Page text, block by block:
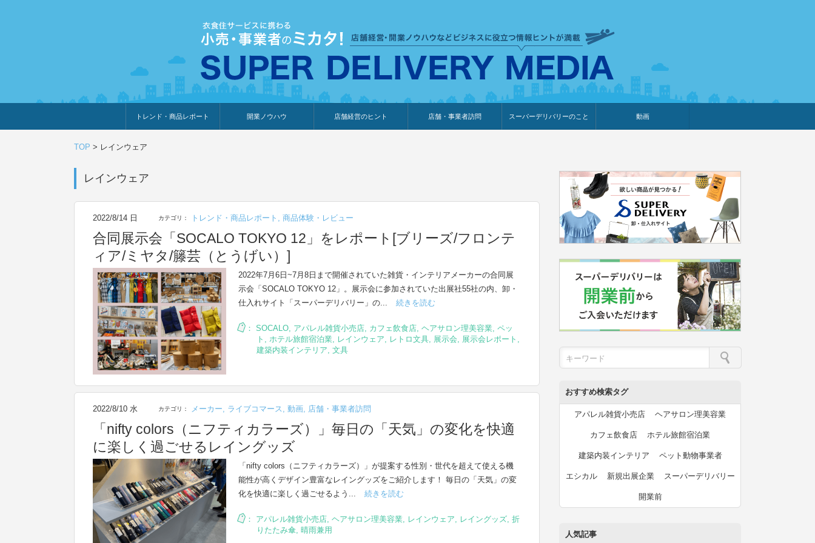
トレンド・商品レポート 開業ノウハウ 店舗経営のヒント 店舗・事業者訪問 スーパーデリバリーのこと 動画
TOP > レインウェア
レインウェア
2022/8/14 日 カテゴリ： トレンド・商品レポート , 商品体験・レビュー
合同展示会「SOCALO TOKYO 12」をレポート[ブリーズ/フロンテ
ィア/ミヤタ/籐芸（とうげい）]
2022年7月6日~7月8日まで開催されていた雑貨・インテリアメーカーの合同展
示会「SOCALO TOKYO 12」。展示会に参加されていた出展社55社の内、卸・
仕入れサイト「スーパーデリバリー」の...
続きを読む
： SOCALO, アパレル雑貨小売店, カフェ飲食店, ヘアサロン理美容業, ペッ
ト , ホテル旅館宿泊業, レインウェア, レトロ文具, 展示会, 展示会レポート ,
建築内装インテリア, 文具
2022/8/10 水 カテゴリ： メーカー, ライブコマース, 動画, 店舗・事業者訪問
「nifty colors（ニフティカラーズ）」毎日の「天気」の変化を快適
に楽しく過ごせるレイングッズ
「nifty colors（ニフティカラーズ）」が提案する性別・世代を超えて使える機
能性が高くデザイン豊富なレイングッズをご紹介します！ 毎日の「天気」の変
化を快適に楽しく過ごせるよう...
続きを読む
： アパレル雑貨小売店, ヘアサロン理美容業, レインウェア, レイングッズ, 折
りたたみ傘, 晴雨兼用
おすすめ検索タグ
アパレル雑貨小売店 ヘアサロン理美容業
カフェ飲食店 ホテル旅館宿泊業
建築内装インテリア ペット動物事業者
エシカル 新規出展企業 スーパーデリバリー
開業前
人気記事